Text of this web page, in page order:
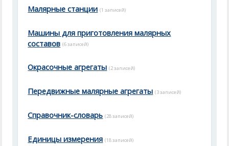
Малярные станции (1 записей)
Машины для приготовления малярных
составов (6 записей)
Окрасочные агрегаты (2 записей)
Передвижные малярные агрегаты (3 записей)
Справочник-словарь (28 записей)
Единицы измерения (18 записей)